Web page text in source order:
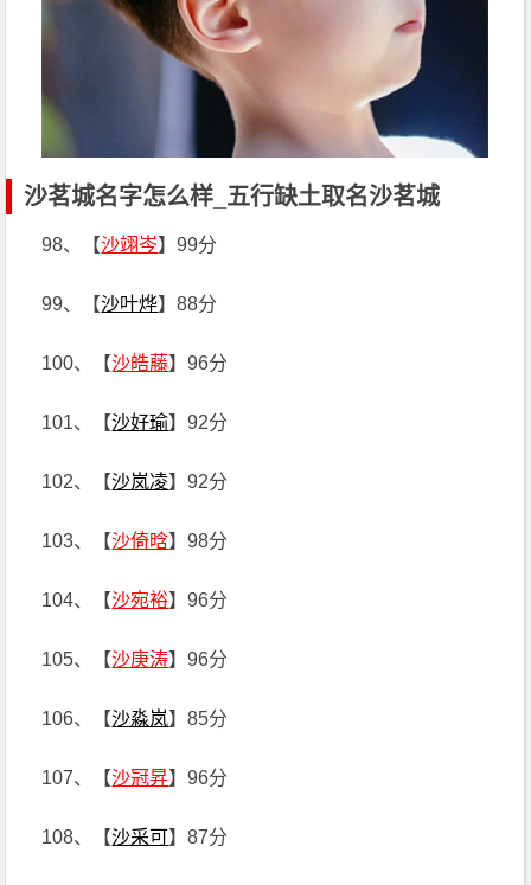
沙茗城名字怎么样_五行缺土取名沙茗城
98、【沙翊岑】99分
99、【沙叶烨】88分
100、【沙皓藤】96分
101、【沙好瑜】92分
102、【沙岚凌】92分
103、【沙倚晗】98分
104、【沙宛裕】96分
105、【沙庚涛】96分
106、【沙淼岚】85分
107、【沙冠昇】96分
108、【沙采可】87分